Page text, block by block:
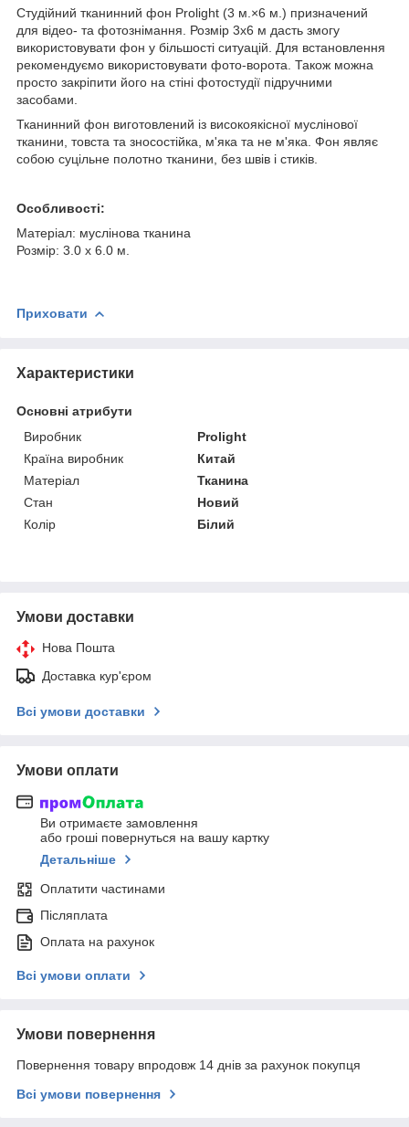
Студійний тканинний фон Prolight (3 м.×6 м.) призначений
для відео- та фотознімання. Розмір 3x6 м дасть змогу
використовувати фон у більшості ситуацій. Для встановлення
рекомендуємо використовувати фото-ворота. Також можна
просто закріпити його на стіні фотостудії підручними
засобами.
Тканинний фон виготовлений із високоякісної муслінової
тканини, товста та зносостійка, м'яка та не м'яка. Фон являє
собою суцільне полотно тканини, без швів і стиків.
Особливості:
Матеріал: муслінова тканина
Розмір: 3.0 x 6.0 м.
Приховати
Характеристики
Основні атрибути
Виробник
Prolight
Країна виробник
Китай
Матеріал
Тканина
Стан
Новий
Колір
Білий
Умови доставки
Нова Пошта
Доставка кур'єром
Всі умови доставки
Умови оплати
Ви отримаєте замовлення
або гроші повернуться на вашу картку
Детальніше
Оплатити частинами
Післяплата
Оплата на рахунок
Всі умови оплати
Умови повернення
Повернення товару впродовж 14 днів за рахунок покупця
Всі умови повернення